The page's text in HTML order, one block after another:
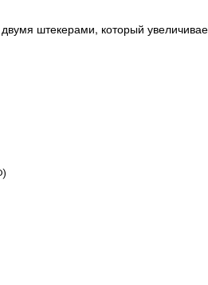
штекерами, который